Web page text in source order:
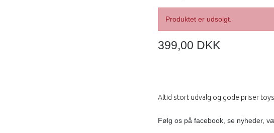
Produktet er udsolgt.
399,00 DKK
Altid stort udvalg og gode priser
Følg os på facebook, se nyheder,